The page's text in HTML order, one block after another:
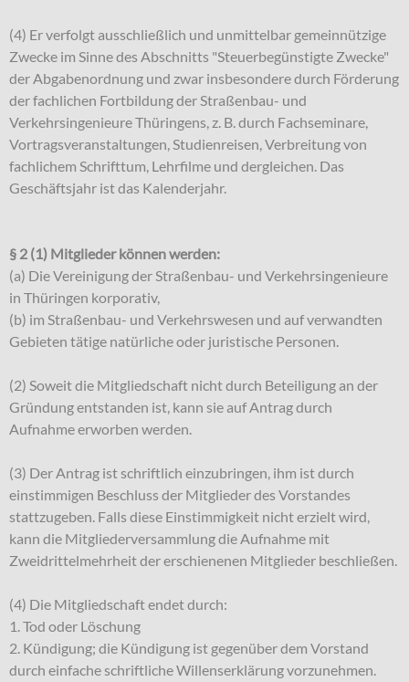
(4) Er verfolgt ausschließlich und unmittelbar gemeinnützige
Zwecke im Sinne des Abschnitts "Steuerbegünstigte Zwecke"
der Abgabenordnung und zwar insbesondere durch Förderung
der fachlichen Fortbildung der Straßenbau- und
Verkehrsingenieure Thüringens, z. B. durch Fachseminare,
Vortragsveranstaltungen, Studienreisen, Verbreitung von
fachlichem Schrifttum, Lehrfilme und dergleichen. Das
Geschäftsjahr ist das Kalenderjahr.
§ 2 (1) Mitglieder können werden:
(a) Die Vereinigung der Straßenbau- und Verkehrsingenieure
in Thüringen korporativ,
(b) im Straßenbau- und Verkehrswesen und auf verwandten
Gebieten tätige natürliche oder juristische Personen.
(2) Soweit die Mitgliedschaft nicht durch Beteiligung an der
Gründung entstanden ist, kann sie auf Antrag durch
Aufnahme erworben werden.
(3) Der Antrag ist schriftlich einzubringen, ihm ist durch
einstimmigen Beschluss der Mitglieder des Vorstandes
stattzugeben. Falls diese Einstimmigkeit nicht erzielt wird,
kann die Mitgliederversammlung die Aufnahme mit
Zweidrittelmehrheit der erschienenen Mitglieder beschließen.
(4) Die Mitgliedschaft endet durch:
1. Tod oder Löschung
2. Kündigung; die Kündigung ist gegenüber dem Vorstand
durch einfache schriftliche Willenserklärung vorzunehmen.